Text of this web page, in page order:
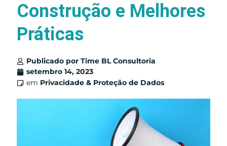
Construção e Melhores
Práticas
Publicado por Time BL Consultoria
setembro 14, 2023
em Privacidade & Proteção de Dados